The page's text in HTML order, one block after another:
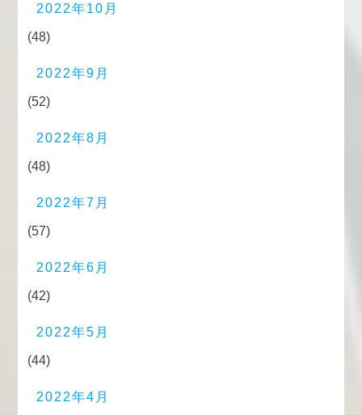
2022年10月
(48)
2022年9月
(52)
2022年8月
(48)
2022年7月
(57)
2022年6月
(42)
2022年5月
(44)
2022年4月